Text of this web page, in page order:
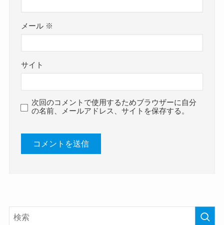
メール ※
サイト
次回のコメントで使用するためブラウザーに自分
の名前、メールアドレス、サイトを保存する。